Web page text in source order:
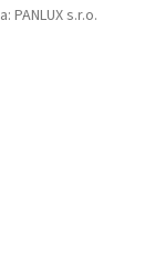
PANLUX s.r.o.